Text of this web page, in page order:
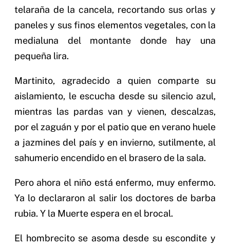
telaraña de la cancela, recortando sus orlas y
paneles y sus finos elementos vegetales, con la
medialuna del montante donde hay una
pequeña lira.
Martinito, agradecido a quien comparte su
aislamiento, le escucha desde su silencio azul,
mientras las pardas van y vienen, descalzas,
por el zaguán y por el patio que en verano huele
a jazmines del país y en invierno, sutilmente, al
sahumerio encendido en el brasero de la sala.
Pero ahora el niño está enfermo, muy enfermo.
Ya lo declararon al salir los doctores de barba
rubia. Y la Muerte espera en el brocal.
El hombrecito se asoma desde su escondite y